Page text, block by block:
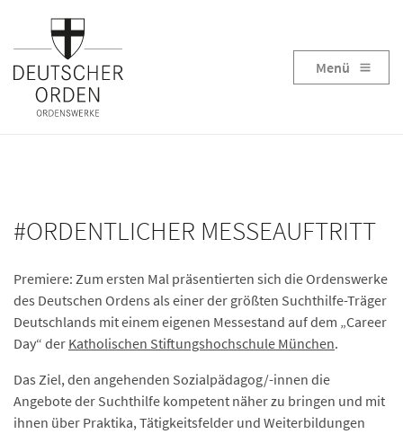
Menü
#ORDENTLICHER MESSEAUFTRITT
Premiere: Zum ersten Mal präsentierten sich die Ordenswerke
des Deutschen Ordens als einer der größten Suchthilfe-Träger
Deutschlands mit einem eigenen Messestand auf dem „Career
Day“ der Katholischen Stiftungshochschule München.
Das Ziel, den angehenden Sozialpädagog/-innen die
Angebote der Suchthilfe kompetent näher zu bringen und mit
ihnen über Praktika, Tätigkeitsfelder und Weiterbildungen